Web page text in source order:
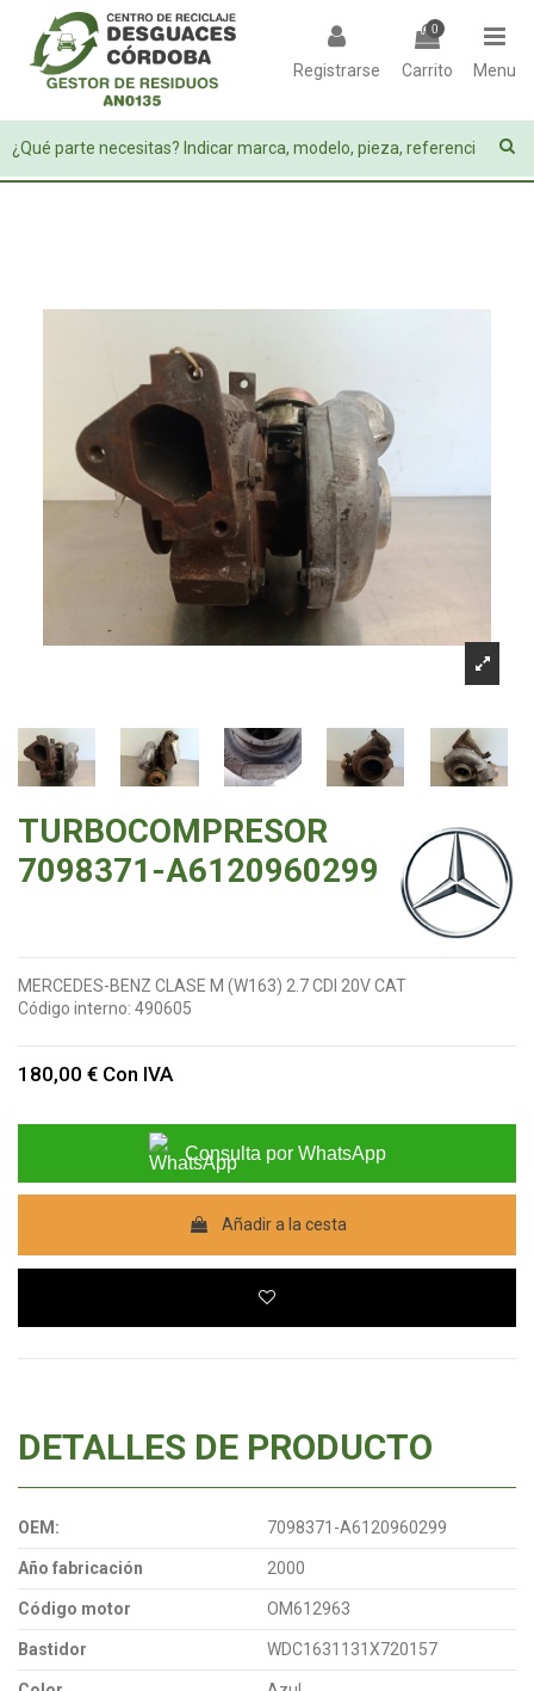
Registrarse
0
Carrito Menu
TURBOCOMPRESOR
7098371-A6120960299
MERCEDES-BENZ CLASE M (W163) 2.7 CDI 20V CAT
Código interno: 490605
180,00 € Con IVA
Consulta por WhatsApp
Añadir a la cesta
DETALLES DE PRODUCTO
OEM: 7098371-A6120960299
Año fabricación 2000
Código motor OM612963
Bastidor WDC1631131X720157